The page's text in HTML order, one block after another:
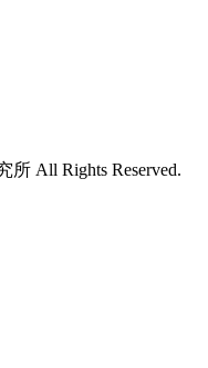
All Rights Reserved.